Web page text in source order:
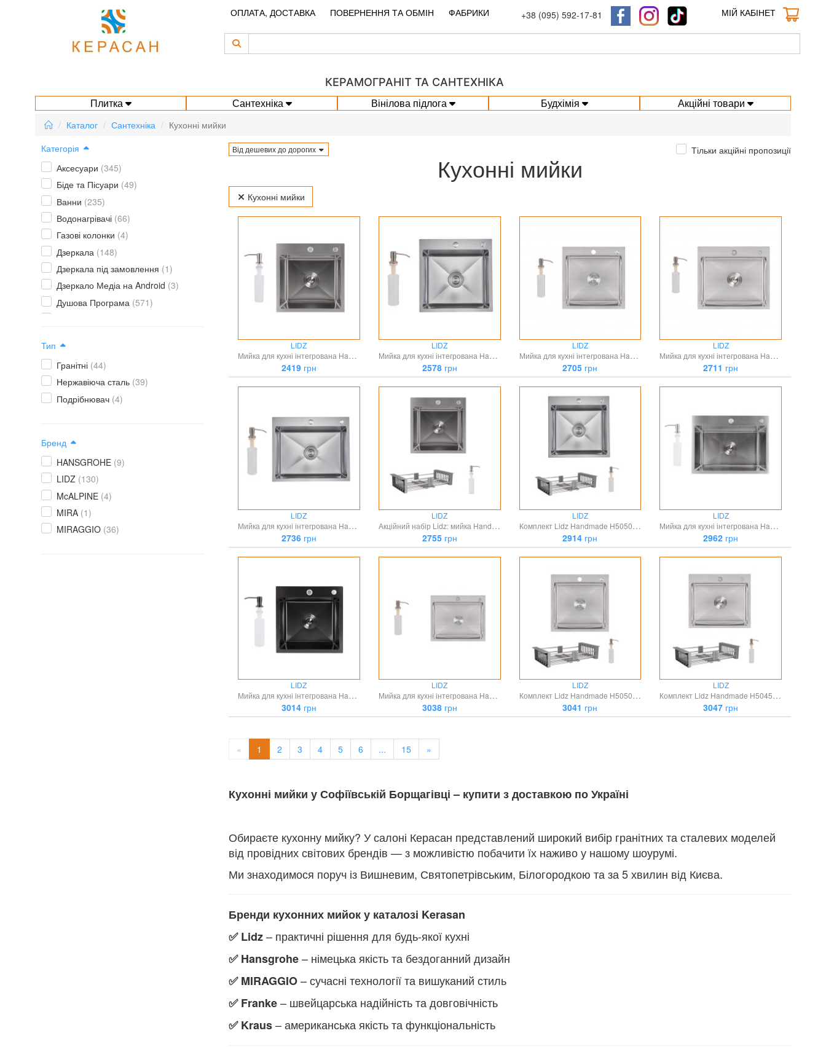
ОПЛАТА, ДОСТАВКА ПОВЕРНЕННЯ ТА ОБМІН ФАБРИКИ +38 (095) 592-17-81 МІЙ КАБІНЕТ
КЕРАМОГРАНІТ ТА САНТЕХНІКА
Плитка Сантехніка Вінілова підлога Будхімія Акційні товари
Каталог Сантехніка
Кухонні мийки
Категорія
Аксесуари (345)
Біде та Пісуари (49)
Ванни (235)
Водонагрівачі (66)
Газові колонки (4)
Дзеркала (148)
Дзеркала під замовлення (1)
Дзеркало Медіа на Android (3)
Душова Програма (571)
Душові стінки
Змiшувачi(884)
Інсталяція для унітазу
Сифони(176)
Трапи для душу
Умивальники
Унітази підвісні та Компакти
Шторки для ванни
Тип
Гранітні (44)
Нержавіюча сталь (39)
Подрібнювач (4)
Бренд
HANSGROHE (9)
LIDZ (130)
McALPINE (4)
MIRA (1)
MIRAGGIO (36)
Від дешевих до дорогих Тільки акційні пропозиції
Кухонні мийки
Кухонні мийки
LIDZ
Мийка для кухні інтегрована Handmade H4545H Decor Honeycomb 2,5/0,5 мм LDH4545HDEC49437 Lidz
2419грн
LIDZ
Мийка для кухні інтегрована Handmade H5050H Decor Honeycomb 2,5/0,5 мм LDH5050DEC48365 Lidz
2578грн
LIDZ
Мийка для кухні інтегрована Handmade H5050 (LDH5050BRU35375) Brushed Steel 3,0/1,0 мм Lidz
2705 грн
LIDZ
Мийка для кухні інтегрована Handmade H5045 (LDH5045BRU35383) Brushed Steel 3,0/1,0 мм Lidz
2711 грн
LIDZ
Мийка для кухні інтегрована Handmade H6050H Decor Honeycomb 2,5/0,5 мм LDH6050DEC48370 Lidz
2736грн
LIDZ
Акційний набір Lidz: мийка Handmade H4545 Decor 2,5/0,5 мм + K01G Корзина для кухонной мойки
2755грн
LIDZ
Комплект Lidz Handmade H5050H Мийка для кухні інтегрована Decor Honeycomb у комплекті з дозатором + Lidz K01G Корзина для кухонної мийки
2914 грн
LIDZ
Мийка для кухні інтегрована Handmade H5843 Brushed Steel 3,0/1,0 мм LDH5843BRU49442 Lidz
2962 грн
LIDZ
Мийка для кухні інтегрована Handmade H4545HB Decor Black PVD Honeycomb 2,5/0,5 мм LDH4545HDECBLM49438 Lidz
3014грн
LIDZ
Мийка для кухні інтегрована Handmade H6050 (LDH6050BRU35371) Brushed Steel 3,0/1,0 мм Lidz
3038грн
LIDZ
Комплект Lidz Handmade H5050 Мийка для кухні інтегрована Brushed у комплекті з дозатором + Lidz K01G Корзина для кухонної мийки
3041 грн
LIDZ
Комплект Lidz Handmade H5045 Мийка для кухні інтегрована Brushedу комплекті з дозатором + Lidz K01G Корзина для кухонної мийки
3047 грн
« 1 2 3 4 5 6 ... 15 »
Кухонні мийки у Софіївській Борщагівці – купити з доставкою по Україні
Обираєте кухонну мийку? У салоні Керасан представлений широкий вибір гранітних та сталевих моделей
від провідних світових брендів — з можливістю побачити їх наживо у нашому шоурумі.
Ми знаходимося поруч із Вишневим, Святопетрівським, Білогородкою та за 5 хвилин від Києва.
Бренди кухонних мийок у каталозі Kerasan
✅ Lidz– практичні рішення для будь-якої кухні
✅ Hansgrohe– німецька якість та бездоганний дизайн
✅ MIRAGGIO– сучасні технології та вишуканий стиль
✅ Franke– швейцарська надійність та довговічність
✅ Kraus– американська якість та функціональність